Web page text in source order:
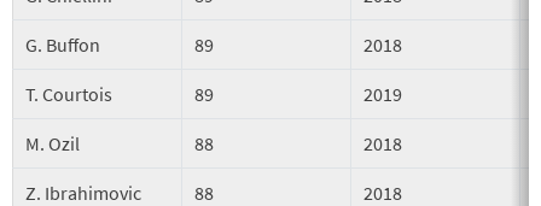
G. Buffon 89 2018
T. Courtois 89 2019
M. Ozil 88 2018
Z. Ibrahimovic 88 2018